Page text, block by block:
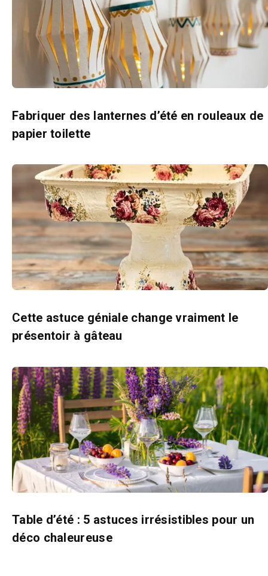
Fabriquer des lanternes d’été en rouleaux de
papier toilette
Cette astuce géniale change vraiment le
présentoir à gâteau
Table d’été : 5 astuces irrésistibles pour un
déco chaleureuse